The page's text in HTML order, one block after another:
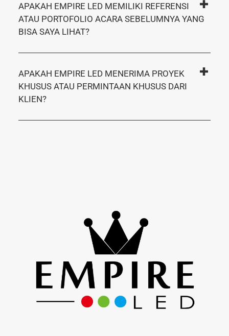
APAKAH EMPIRE LED MEMILIKI REFERENSI
ATAU PORTOFOLIO ACARA SEBELUMNYA YANG
BISA SAYA LIHAT?
APAKAH EMPIRE LED MENERIMA PROYEK
KHUSUS ATAU PERMINTAAN KHUSUS DARI
KLIEN?